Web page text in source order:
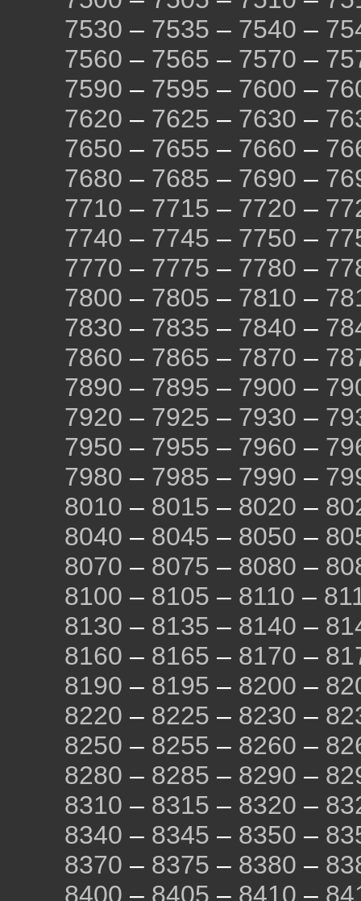
7530 – 7535 – 7540 –
7560 – 7565 – 7570 –
7590 – 7595 – 7600 –
7620 – 7625 – 7630 –
7650 – 7655 – 7660 –
7680 – 7685 – 7690 –
7710 – 7715 – 7720 –
7740 – 7745 – 7750 –
7770 – 7775 – 7780 –
7800 – 7805 – 7810 –
7830 – 7835 – 7840 –
7860 – 7865 – 7870 –
7890 – 7895 – 7900 –
7920 – 7925 – 7930 –
7950 – 7955 – 7960 –
7980 – 7985 – 7990 –
8010 – 8015 – 8020 –
8040 – 8045 – 8050 –
8070 – 8075 – 8080 –
8100 – 8105 – 8110 –
8130 – 8135 – 8140 –
8160 – 8165 – 8170 –
8190 – 8195 – 8200 –
8220 – 8225 – 8230 –
8250 – 8255 – 8260 –
8280 – 8285 – 8290 –
8310 – 8315 – 8320 –
8340 – 8345 – 8350 –
8370 – 8375 – 8380 –
8400 – 8405 – 8410 –